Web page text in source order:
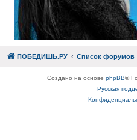
ПОБЕДИШЬ.РУ Список форумов
Создано на основе phpBB®
Русская